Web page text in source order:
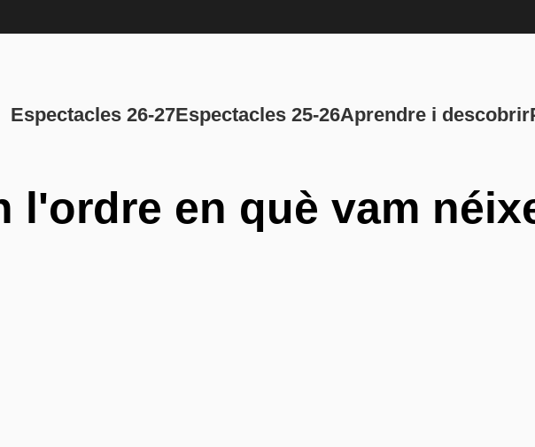
Navegación
Espectacles 26-27Espectacles 25-26Aprendre i descobrir
l'ordre en què vam